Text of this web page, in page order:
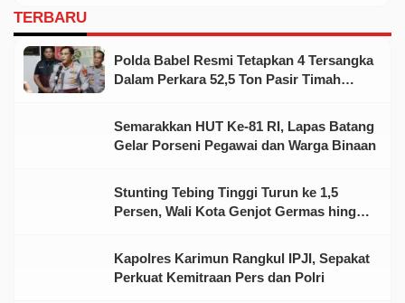
TERBARU
Polda Babel Resmi Tetapkan 4 Tersangka
Dalam Perkara 52,5 Ton Pasir Timah
Semarakkan HUT Ke-81 RI, Lapas Batang
Gelar Porseni Pegawai dan Warga Binaan
Stunting Tebing Tinggi Turun ke 1,5
Persen, Wali Kota Genjot Germas hingga
Kapolres Karimun Rangkul IPJI, Sepakat
Perkuat Kemitraan Pers dan Polri